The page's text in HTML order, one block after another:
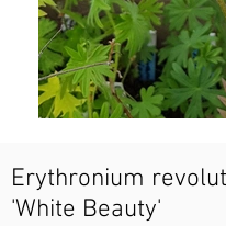
Erythronium
'White Beauty'